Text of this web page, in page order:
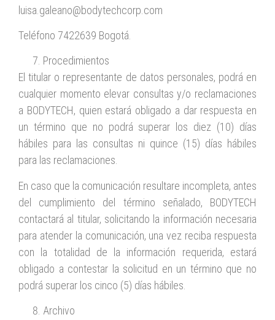
luisa.galeano@bodytechcorp.com
Teléfono 7422639 Bogotá.
Procedimientos
El titular o representante de datos personales, podrá en
cualquier momento elevar consultas y/o reclamaciones
a BODYTECH, quien estará obligado a dar respuesta en
un término que no podrá superar los diez (10) días
hábiles para las consultas ni quince (15) días hábiles
para las reclamaciones.
En caso que la comunicación resultare incompleta, antes
del cumplimiento del término señalado, BODYTECH
contactará al titular, solicitando la información necesaria
para atender la comunicación, una vez reciba respuesta
con la totalidad de la información requerida, estará
obligado a contestar la solicitud en un término que no
podrá superar los cinco (5) días hábiles.
Archivo